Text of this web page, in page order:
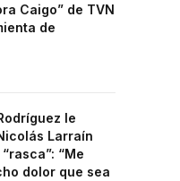
Caigo” de TVN
de
le
Larraín
“Me
dolor que sea